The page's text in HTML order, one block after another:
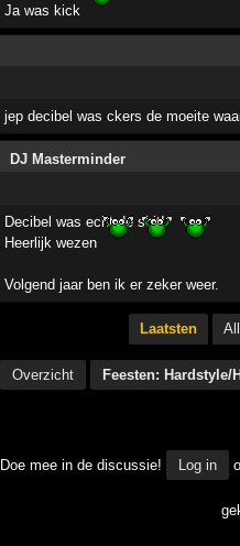
Ja was kick
jep decibel was ckers de moeite
DJ Masterminder
Decibel was echt de shit!
Heerlijk wezen
Volgend jaar ben ik er zeker weer.
Laatsten
Overzicht Feesten: Hardstyle/
Doe mee in de discussie! Log in